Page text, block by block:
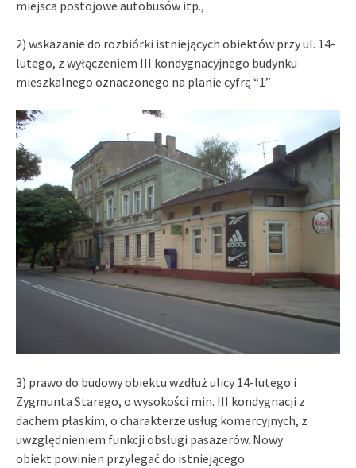
miejsca postojowe autobusów itp.,
2) wskazanie do rozbiórki istniejących obiektów przy ul. 14-
lutego, z wyłączeniem III kondygnacyjnego budynku
mieszkalnego oznaczonego na planie cyfrą “1”
3) prawo do budowy obiektu wzdłuż ulicy 14-lutego i
Zygmunta Starego, o wysokości min. III kondygnacji z
dachem płaskim, o charakterze usług komercyjnych, z
uwzględnieniem funkcji obsługi pasażerów. Nowy
obiekt powinien przylegać do istniejącego